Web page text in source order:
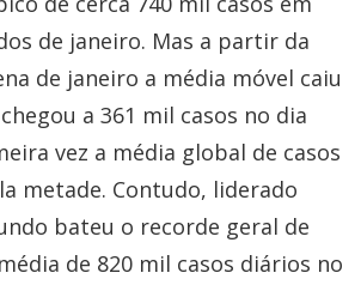
de janeiro. Mas a partir da
de janeiro a média móvel caiu
a 361 mil casos no dia
vez a média global de casos
metade. Contudo, liderado
bateu o recorde geral de
de 820 mil casos diários no